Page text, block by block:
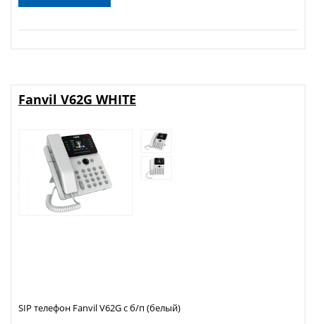
Fanvil V62G WHITE
SIP телефон Fanvil V62G с б/п (белый)